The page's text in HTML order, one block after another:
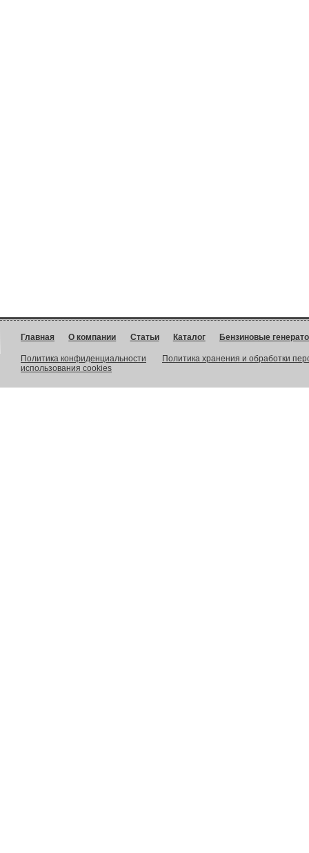
Главная О компании Статьи Каталог Бензиновые
Политика конфиденциальности
Политика хранения и обработки
использования cookies